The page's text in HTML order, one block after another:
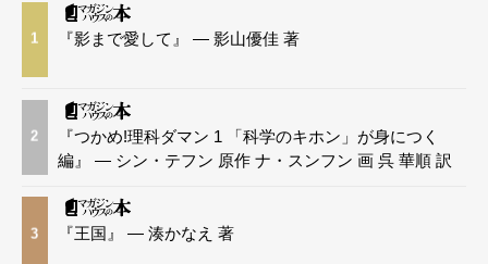
1 『影まで愛して』 — 影山優佳 著
2
『つかめ!理科ダマン 1 「科学のキホン」が身につく
編』 — シン・テフン 原作 ナ・スンフン 画 呉 華順 訳
3 『王国』 — 湊かなえ 著